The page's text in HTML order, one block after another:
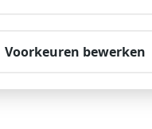
cursist?
Voorkeuren bewerken